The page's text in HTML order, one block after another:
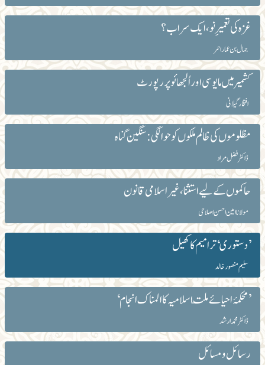
غزہ کی تعمیرِ نو، ایک سراب؟
جمال بن عمار احمر
کشمیر میں مایوسی اور اُلجھائو پر رپورٹ
افتخار گیلانی
مظلوموں کی ظالم ملکوں کو حوالگی: سنگین گناہ
ڈاکٹر فضل مراد
حاکموں کے لیے استثنا ، غیراسلامی قانون
مولانا امین احسن اصلاحی
’دستوری‘ ترامیم کا کھیل
سلیم منصور خالد
’محکمۂ احیائے ملّت اسلامیہ کا المناک انجام‘
ڈاکٹر محمد ارشد
رسائل و مسائل